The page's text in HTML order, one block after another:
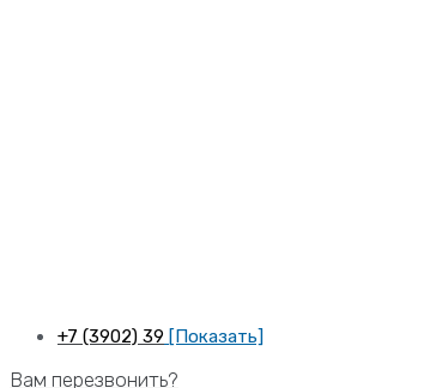
+7 (3902) 39 [Показать]
Вам перезвонить?